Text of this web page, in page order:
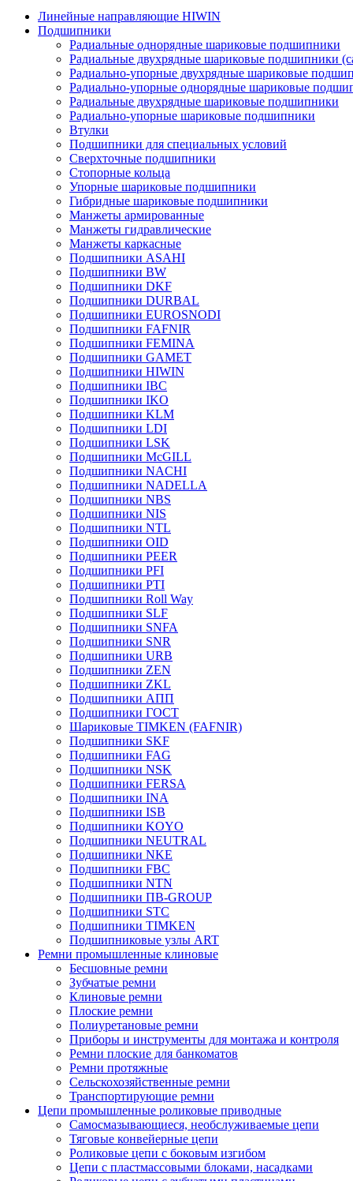
Линейные направляющие HIWIN
Подшипники
Радиальные однорядные шариковые подшипники
Радиальные двухрядные шариковые подшипники
Радиально-упорные двухрядные шариковые
Радиально-упорные однорядные шариковые
Радиальные двухрядные шариковые подшипники
Радиально-упорные шариковые подшипники
Втулки
Подшипники для специальных условий
Сверхточные подшипники
Стопорные кольца
Упорные шариковые подшипники
Гибридные шариковые подшипники
Манжеты армированные
Манжеты гидравлические
Манжеты каркасные
Подшипники ASAHI
Подшипники BW
Подшипники DKF
Подшипники DURBAL
Подшипники EUROSNODI
Подшипники FAFNIR
Подшипники FEMINA
Подшипники GAMET
Подшипники HIWIN
Подшипники IBC
Подшипники IKO
Подшипники KLM
Подшипники LDI
Подшипники LSK
Подшипники McGILL
Подшипники NACHI
Подшипники NADELLA
Подшипники NBS
Подшипники NIS
Подшипники NTL
Подшипники OID
Подшипники PEER
Подшипники PFI
Подшипники PTI
Подшипники Roll Way
Подшипники SLF
Подшипники SNFA
Подшипники SNR
Подшипники URB
Подшипники ZEN
Подшипники ZKL
Подшипники АПП
Подшипники ГОСТ
Шариковые ТІMKEN (FAFNIR)
Подшипники SKF
Подшипники FAG
Подшипники NSK
Подшипники FERSA
Подшипники INA
Подшипники ISB
Подшипники KOYO
Подшипники NEUTRAL
Подшипники NKE
Подшипники FBC
Подшипники NTN
Подшипники ПВ-GROUP
Подшипники STC
Подшипники TIMKEN
Подшипниковые узлы ART
Ремни промышленные клиновые
Бесшовные ремни
Зубчатые ремни
Клиновые ремни
Плоские ремни
Полиуретановые ремни
Приборы и инструменты для монтажа и контроля
Ремни плоские для банкоматов
Ремни протяжные
Сельскохозяйственные ремни
Транспортирующие ремни
Цепи промышленные роликовые приводные
Самосмазывающиеся, необслуживаемые цепи
Тяговые конвейерные цепи
Роликовые цепи с боковым изгибом
Цепи с пластмассовыми блоками, насадками